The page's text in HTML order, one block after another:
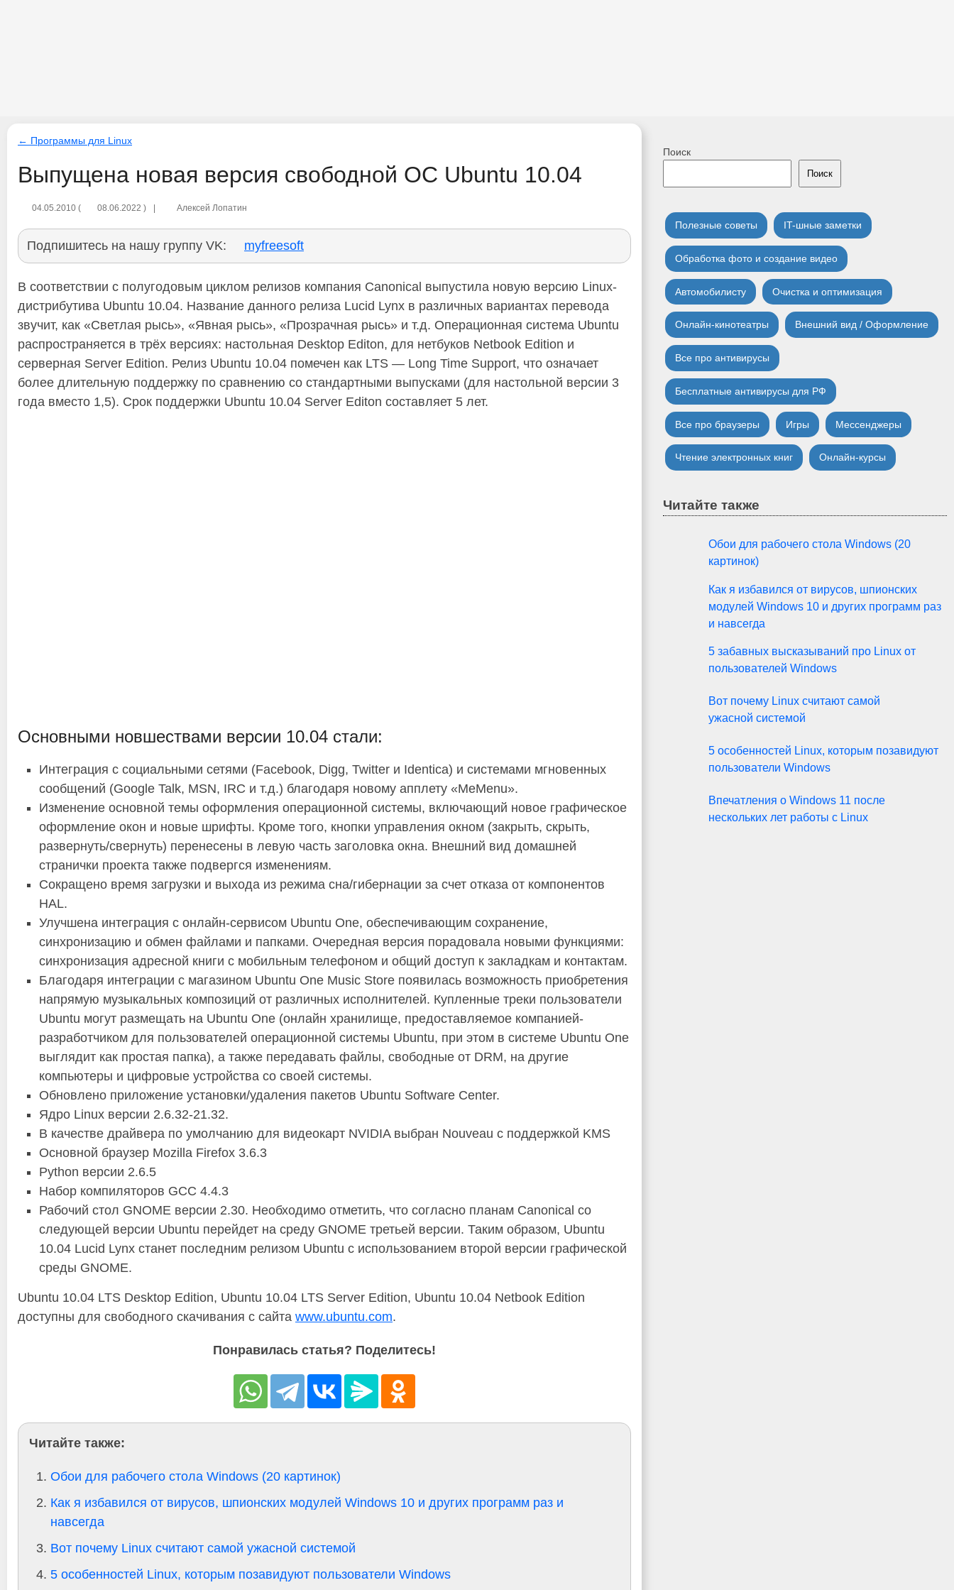
← Программы для Linux
Выпущена новая версия свободной ОС Ubuntu 10.04
04.05.2010 ( 08.06.2022 ) Алексей Лопатин
Подпишитесь на нашу группу VK: myfreesoft
В соответствии с полугодовым циклом релизов компания Сanonical выпустила новую версию Linux-
дистрибутива Ubuntu 10.04. Название данного релиза Lucid Lynx в различных вариантах перевода
звучит, как «Светлая рысь», «Явная рысь», «Прозрачная рысь» и т.д. Операционная система Ubuntu
распространяется в трёх версиях: настольная Desktop Editon, для нетбуков Netbook Edition и
серверная Server Edition. Релиз Ubuntu 10.04 помечен как LTS — Long Time Support, что означает
более длительную поддержку по сравнению со стандартными выпусками (для настольной версии 3
года вместо 1,5). Срок поддержки Ubuntu 10.04 Server Editon составляет 5 лет.
Основными новшествами версии 10.04 стали:
Интеграция с социальными сетями (Facebook, Digg, Twitter и Identica) и системами мгновенных
сообщений (Google Talk, MSN, IRC и т.д.) благодаря новому апплету «MeMenu».
Изменение основной темы оформления операционной системы, включающий новое графическое
оформление окон и новые шрифты. Кроме того, кнопки управления окном (закрыть, скрыть,
развернуть/свернуть) перенесены в левую часть заголовка окна. Внешний вид домашней
странички проекта также подвергся изменениям.
Сокращено время загрузки и выхода из режима сна/гибернации за счет отказа от компонентов
HAL.
Улучшена интеграция с онлайн-сервисом Ubuntu One, обеспечивающим сохранение,
синхронизацию и обмен файлами и папками. Очередная версия порадовала новыми функциями:
синхронизация адресной книги с мобильным телефоном и общий доступ к закладкам и контактам.
Благодаря интеграции с магазином Ubuntu One Music Store появилась возможность приобретения
напрямую музыкальных композиций от различных исполнителей. Купленные треки пользователи
Ubuntu могут размещать на Ubuntu One (онлайн хранилище, предоставляемое компанией-
разработчиком для пользователей операционной системы Ubuntu, при этом в системе Ubuntu One
выглядит как простая папка), а также передавать файлы, свободные от DRM, на другие
компьютеры и цифровые устройства со своей системы.
Обновлено приложение установки/удаления пакетов Ubuntu Software Center.
Ядро Linux версии 2.6.32-21.32.
В качестве драйвера по умолчанию для видеокарт NVIDIA выбран Nouveau с поддержкой KMS
Основной браузер Mozilla Firefox 3.6.3
Python версии 2.6.5
Набор компиляторов GCC 4.4.3
Рабочий стол GNOME версии 2.30. Необходимо отметить, что согласно планам Canonical со
следующей версии Ubuntu перейдет на среду GNOME третьей версии. Таким образом, Ubuntu
10.04 Lucid Lynx станет последним релизом Ubuntu с использованием второй версии графической
среды GNOME.
Ubuntu 10.04 LTS Desktop Edition, Ubuntu 10.04 LTS Server Edition, Ubuntu 10.04 Netbook Edition
доступны для свободного скачивания с сайта www.ubuntu.com.
Понравилась статья? Поделитесь!
Читайте также:
Обои для рабочего стола Windows (20 картинок)
Как я избавился от вирусов, шпионских модулей Windows 10 и других программ раз и
навсегда
Вот почему Linux считают самой ужасной системой
5 особенностей Linux, которым позавидуют пользователи Windows
Поиск
Поиск
Полезные советы IT-шные заметки
Обработка фото и создание видео
Автомобилисту Очистка и оптимизация
Онлайн-кинотеатры Внешний вид / Оформление
Все про антивирусы
Бесплатные антивирусы для РФ
Все про браузеры Игры Мессенджеры
Чтение электронных книг Онлайн-курсы
Читайте также
Обои для рабочего стола Windows (20
картинок)
Как я избавился от вирусов, шпионских
модулей Windows 10 и других программ раз
и навсегда
5 забавных высказываний про Linux от
пользователей Windows
Вот почему Linux считают самой
ужасной системой
5 особенностей Linux, которым позавидуют
пользователи Windows
Впечатления о Windows 11 после
нескольких лет работы с Linux